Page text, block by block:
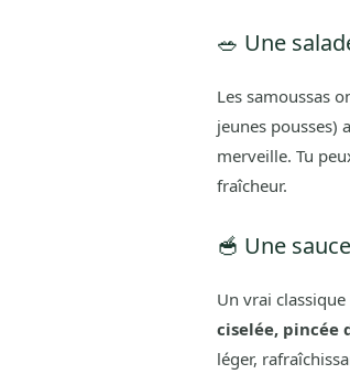
🥗 Une
Les samoussas
jeunes pousses)
merveille. Tu
fraîcheur.
🥣 Une
Un vrai
ciselée, pincée
léger,